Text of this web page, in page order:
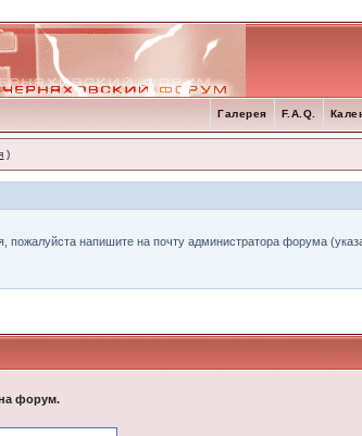
F.A.Q.
Галерея
)
напишите на почту администратора форума
форум.